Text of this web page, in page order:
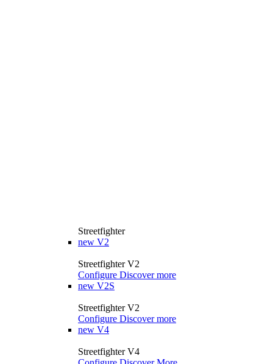
Streetfighter
new V2
Streetfighter V2
Configure Discover more
new V2S
Streetfighter V2
Configure Discover more
new V4
Streetfighter V4